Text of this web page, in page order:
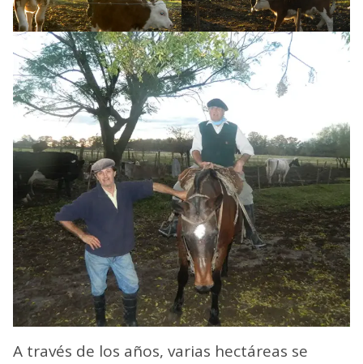
A través de los años, varias hectáreas se